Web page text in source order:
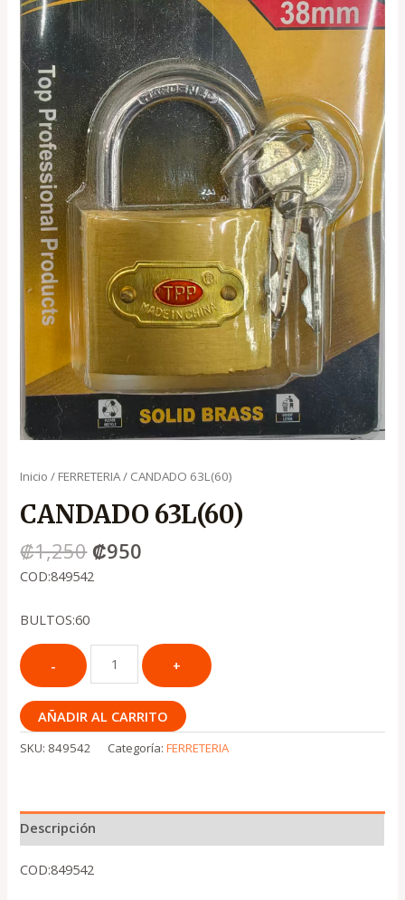
Inicio / FERRETERIA/ CANDADO 63L(60)
CANDADO 63L(60)
₡1,250 ₡950
COD:849542
BULTOS:60
AÑADIR AL CARRITO
SKU: 849542 Categoría:FERRETERIA
Descripción
COD:849542